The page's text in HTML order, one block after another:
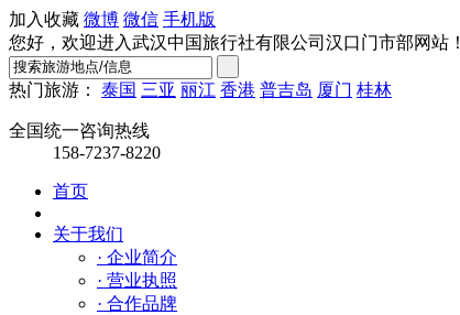
加入收藏 微博 微信 手机版
您好，欢迎进入武汉中国旅行社有限公司汉口门市部网站！
热门旅游： 泰国 三亚 丽江 香港 普吉岛 厦门 桂林
全国统一咨询热线
158-7237-8220
首页
关于我们
· 企业简介
· 营业执照
· 合作品牌